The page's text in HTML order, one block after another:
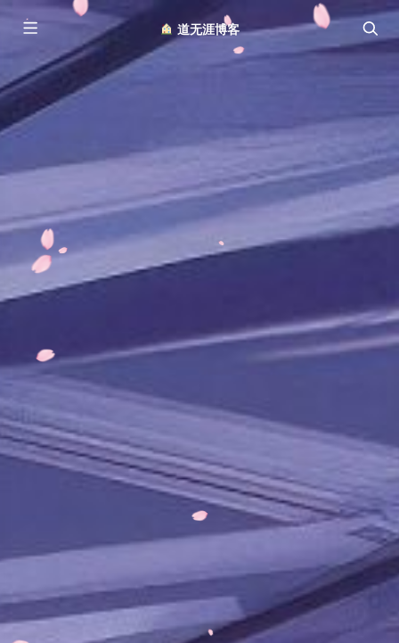
︎ 道无涯博客